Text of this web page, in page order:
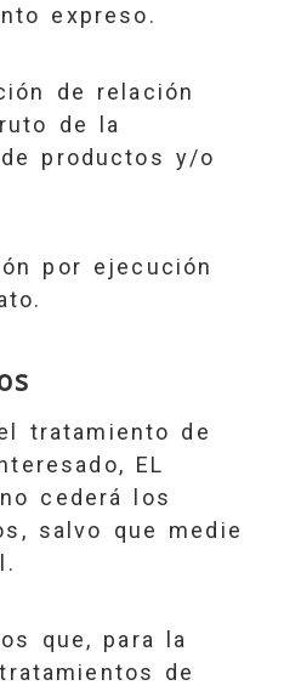
expreso.
de relación
de la
productos y/o
por ejecución
tratamiento de
EL
no cederá los
salvo que medie
que, para la
de